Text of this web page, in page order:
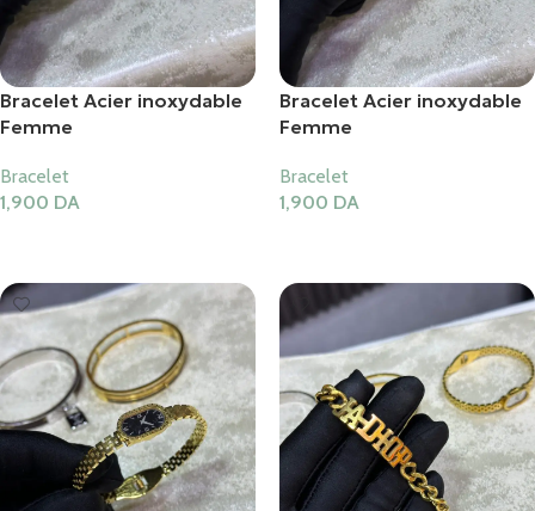
Bracelet Acier inoxydable
Femme
Bracelet
1,900 DA
Bracelet Acier inoxydable
Femme
Bracelet
1,900 DA